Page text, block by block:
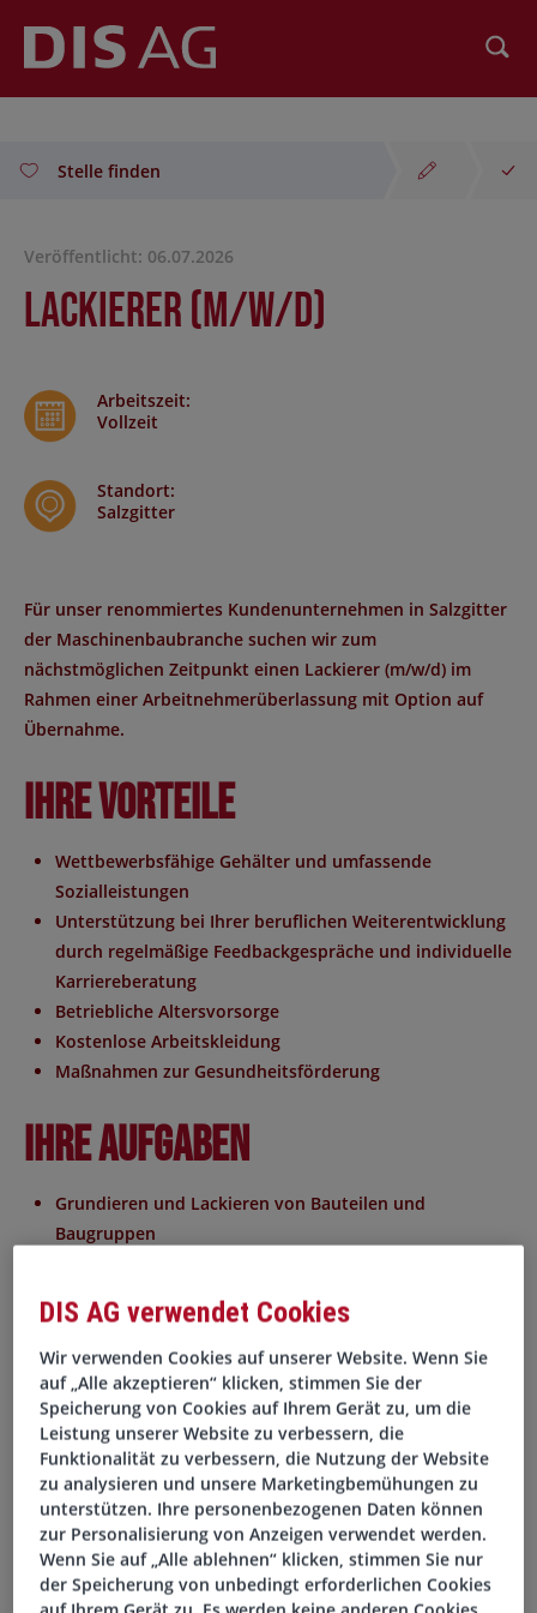
Stelle finden
Veröffentlicht: 06.07.2026
Lackierer (m/w/d)
Arbeitszeit:
Vollzeit
Standort:
Salzgitter
Für unser renommiertes Kundenunternehmen in Salzgitter
der Maschinenbaubranche suchen wir zum
nächstmöglichen Zeitpunkt einen Lackierer (m/w/d) im
Rahmen einer Arbeitnehmerüberlassung mit Option auf
Übernahme.
Ihre Vorteile
Wettbewerbsfähige Gehälter und umfassende
Sozialleistungen
Unterstützung bei Ihrer beruflichen Weiterentwicklung
durch regelmäßige Feedbackgespräche und individuelle
Karriereberatung
Betriebliche Altersvorsorge
Kostenlose Arbeitskleidung
Maßnahmen zur Gesundheitsförderung
Ihre Aufgaben
Grundieren und Lackieren von Bauteilen und
Baugruppen
reinigen
Qualität prüfen und sicherstellen
Reinigung und Wartung der Lackieranlage
Ihr Profil
Abgeschlossene Berufsausbildung zum Lackierer/ Maler
Praktische Erfahrung im Umgang mit
Messinstrumenten
Kenntnisse in unterschiedlichen Lackverfahren
DIS AG verwendet Cookies
Wir verwenden Cookies auf unserer Website. Wenn Sie
auf „Alle akzeptieren“ klicken, stimmen Sie der
Speicherung von Cookies auf Ihrem Gerät zu, um die
Leistung unserer Website zu verbessern, die
Funktionalität zu verbessern, die Nutzung der Website
zu analysieren und unsere Marketingbemühungen zu
unterstützen. Ihre personenbezogenen Daten können
zur Personalisierung von Anzeigen verwendet werden.
Wenn Sie auf „Alle ablehnen“ klicken, stimmen Sie nur
der Speicherung von unbedingt erforderlichen Cookies